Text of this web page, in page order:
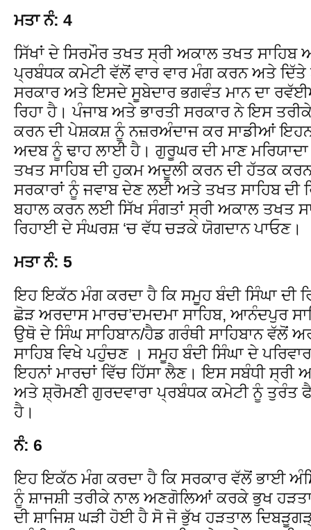
ਮਤਾ ਨੰ: 4
ਸਿੱਖਾਂ ਦੇ ਸਿਰਮੌਰ ਤਖਤ ਸ੍ਰੀ ਅਕਾਲ ਤਖਤ ਸਾਹਿਬ
ਪ੍ਰਬੰਧਕ ਕਮੇਟੀ ਵੱਲੋਂ ਵਾਰ ਵਾਰ ਮੰਗ ਕਰਨ ਅਤੇ ਦਿੱਤੇ
ਸਰਕਾਰ ਅਤੇ ਇਸਦੇ ਸੂਬੇਦਾਰ ਭਗਵੰਤ ਮਾਨ ਦਾ
ਰਿਹਾ ਹੈ। ਪੰਜਾਬ ਅਤੇ ਭਾਰਤੀ ਸਰਕਾਰ ਨੇ ਇਸ
ਕਰਨ ਦੀ ਪੇਸ਼ਕਸ਼ ਨੂੰ ਨਜ਼ਰਅੰਦਾਜ ਕਰ ਸਾਡੀਆਂ
ਅਦਬ ਨੂੰ ਢਾਹ ਲਾਈ ਹੈ। ਗੁਰੂਘਰ ਦੀ ਮਾਣ
ਤਖਤ ਸਾਹਿਬ ਦੀ ਹੁਕਮ ਅਦੂਲੀ ਕਰਨ ਦੀ ਹੱਤਕ
ਸਰਕਾਰਾਂ ਨੂੰ ਜਵਾਬ ਦੇਣ ਲਈ ਅਤੇ ਤਖਤ ਸਾਹਿਬ
ਬਹਾਲ ਕਰਨ ਲਈ ਸਿੱਖ ਸੰਗਤਾਂ ਸ੍ਰੀ ਅਕਾਲ ਤਖਤ
ਰਿਹਾਈ ਦੇ ਸੰਘਰਸ਼ ‘ਚ ਵੱਧ ਚੜਕੇ ਯੋਗਦਾਨ ਪਾਓਣ।
ਮਤਾ ਨੰ: 5
ਇਹ ਇਕੱਠ ਮੰਗ ਕਰਦਾ ਹੈ ਕਿ ਸਮੂਹ ਬੰਦੀ ਸਿੰਘਾ ਦੀ
ਛੋੜ ਅਰਦਾਸ ਮਾਰਚ’ਦਮਦਮਾ ਸਾਹਿਬ, ਆਨੰਦਪੁਰ
ਉਥੋ ਦੇ ਸਿੰਘ ਸਾਹਿਬਾਨ/ਹੈਡ ਗਰੰਥੀ ਸਾਹਿਬਾਨ
ਸਾਹਿਬ ਵਿਖੇ ਪਹੁੰਚਣ । ਸਮੂਹ ਬੰਦੀ ਸਿੰਘਾ ਦੇ
ਇਹਨਾਂ ਮਾਰਚਾਂ ਵਿੱਚ ਹਿੱਸਾ ਲੈਣ। ਇਸ ਸਬੰਧੀ ਸ੍ਰੀ
ਅਤੇ ਸ਼੍ਰੋਮਣੀ ਗੁਰਦਵਾਰਾ ਪ੍ਰਬੰਧਕ ਕਮੇਟੀ ਨੂੰ ਤੁਰੰਤ
ਹੈ।
ਨੰ: 6
ਇਹ ਇਕੱਠ ਮੰਗ ਕਰਦਾ ਹੈ ਕਿ ਸਰਕਾਰ ਵੱਲੋਂ ਭਾਈ
ਨੂੰ ਸ਼ਾਜਸ਼ੀ ਤਰੀਕੇ ਨਾਲ ਅਣਗੋਲਿਆਂ ਕਰਕੇ ਭੁਖ
ਦੀ ਸ਼ਾਜਿਸ਼ ਘੜੀ ਹੋਈ ਹੈ ਸੋ ਜੋ ਭੁੱਖ ਹੜਤਾਲ